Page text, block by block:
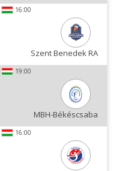
16:00
Szent Benedek RA
19:00
MBH-Békéscsaba
16:00